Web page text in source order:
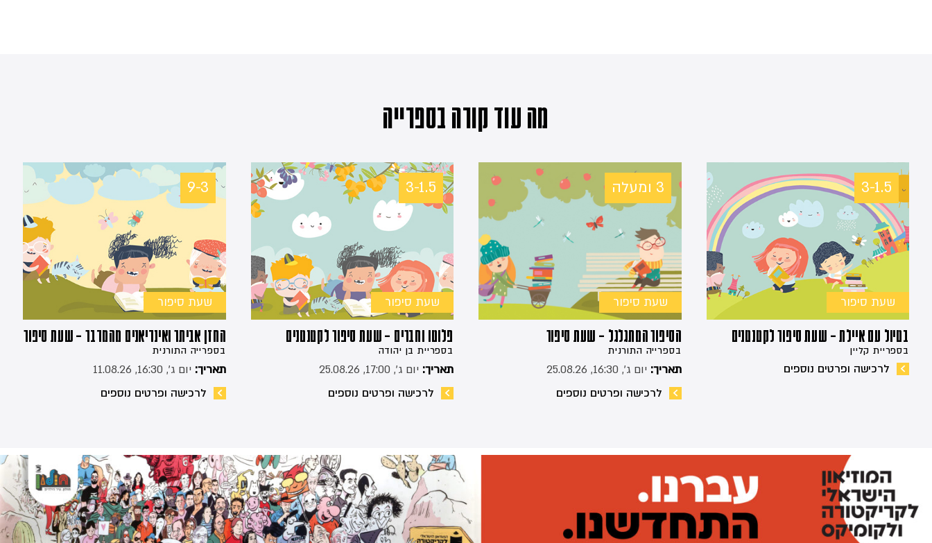
מה עוד קורה בספרייה
3-1.5
שעת סיפור
בטיול עם איילת – שעת סיפור לקטנטנים
בספריית קליין
לרכישה ופרטים נוספים
3 ומעלה
שעת סיפור
הסיפור המתגלגל – שעת סיפור
בספרייה התורנית
תאריך: יום ג׳, 16:30, 25.08.26
לרכישה ופרטים נוספים
3-1.5
שעת סיפור
פלוטו וחברים – שעת סיפור לקטנטנים
בספריית בן יהודה
תאריך: יום ג׳, 17:00, 25.08.26
לרכישה ופרטים נוספים
9-3
שעת סיפור
החזן אביתר ואינדיאנים מהמדבר – שעת סיפור
בספרייה התורנית
תאריך: יום ג׳, 16:30, 11.08.26
לרכישה ופרטים נוספים